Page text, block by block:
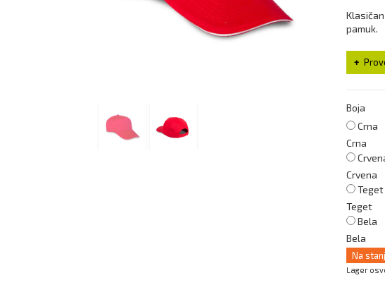
pamuk.
Boja
Crna
Crna
Crvena
Teget
Teget
Bela
Bela
Na
Lager